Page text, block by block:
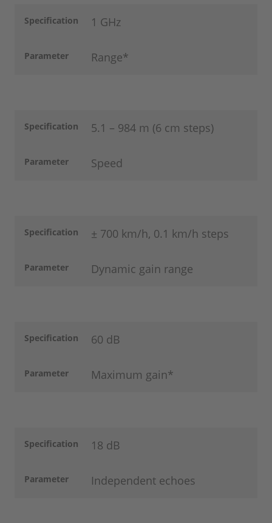
Specification 1 GHz
Parameter Range*
Specification 5.1 – 984 m (6 cm steps)
Parameter Speed
Specification ± 700 km/h, 0.1 km/h steps
Parameter Dynamic gain range
Specification 60 dB
Parameter Maximum gain*
Specification 18 dB
Parameter Independent echoes